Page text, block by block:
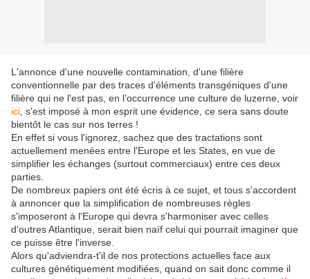
L'annonce d'une nouvelle contamination, d'une filière
conventionnelle par des traces d'éléments transgéniques d'une
filière qui ne l'est pas, en l’occurrence une culture de luzerne, voir
ici , s'est imposé à mon esprit une évidence, ce sera sans doute
bientôt le cas sur nos terres !
En effet si vous l'ignorez, sachez que des tractations sont
actuellement menées entre l'Europe et les States, en vue de
simplifier les échanges (surtout commerciaux) entre ces deux
parties.
De nombreux papiers ont été écris à ce sujet, et tous s'accordent
à annoncer que la simplification de nombreuses règles
s'imposeront à l'Europe qui devra s'harmoniser avec celles
d'outres Atlantique, serait bien naïf celui qui pourrait imaginer que
ce puisse être l'inverse.
Alors qu'adviendra-t'il de nos protections actuelles face aux
cultures génétiquement modifiées, quand on sait donc comme il